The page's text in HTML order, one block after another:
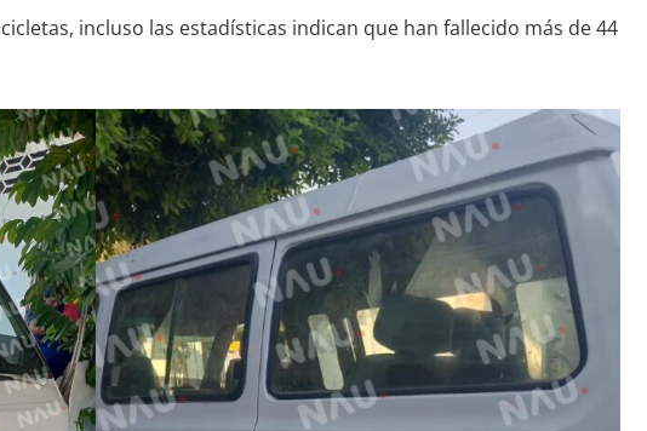
incluso las estadísticas indican que han fallecido más de 44